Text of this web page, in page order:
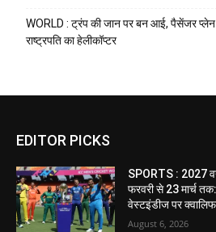
WORLD : ट्रंप की जान पर बन आई, पैसेंजर
राष्ट्रपति का हेलीकॉप्टर
EDITOR PICKS
SPORTS : 2027
फरवरी से 23 मार्च
वेस्टइंडीज पर
August 6, 2026